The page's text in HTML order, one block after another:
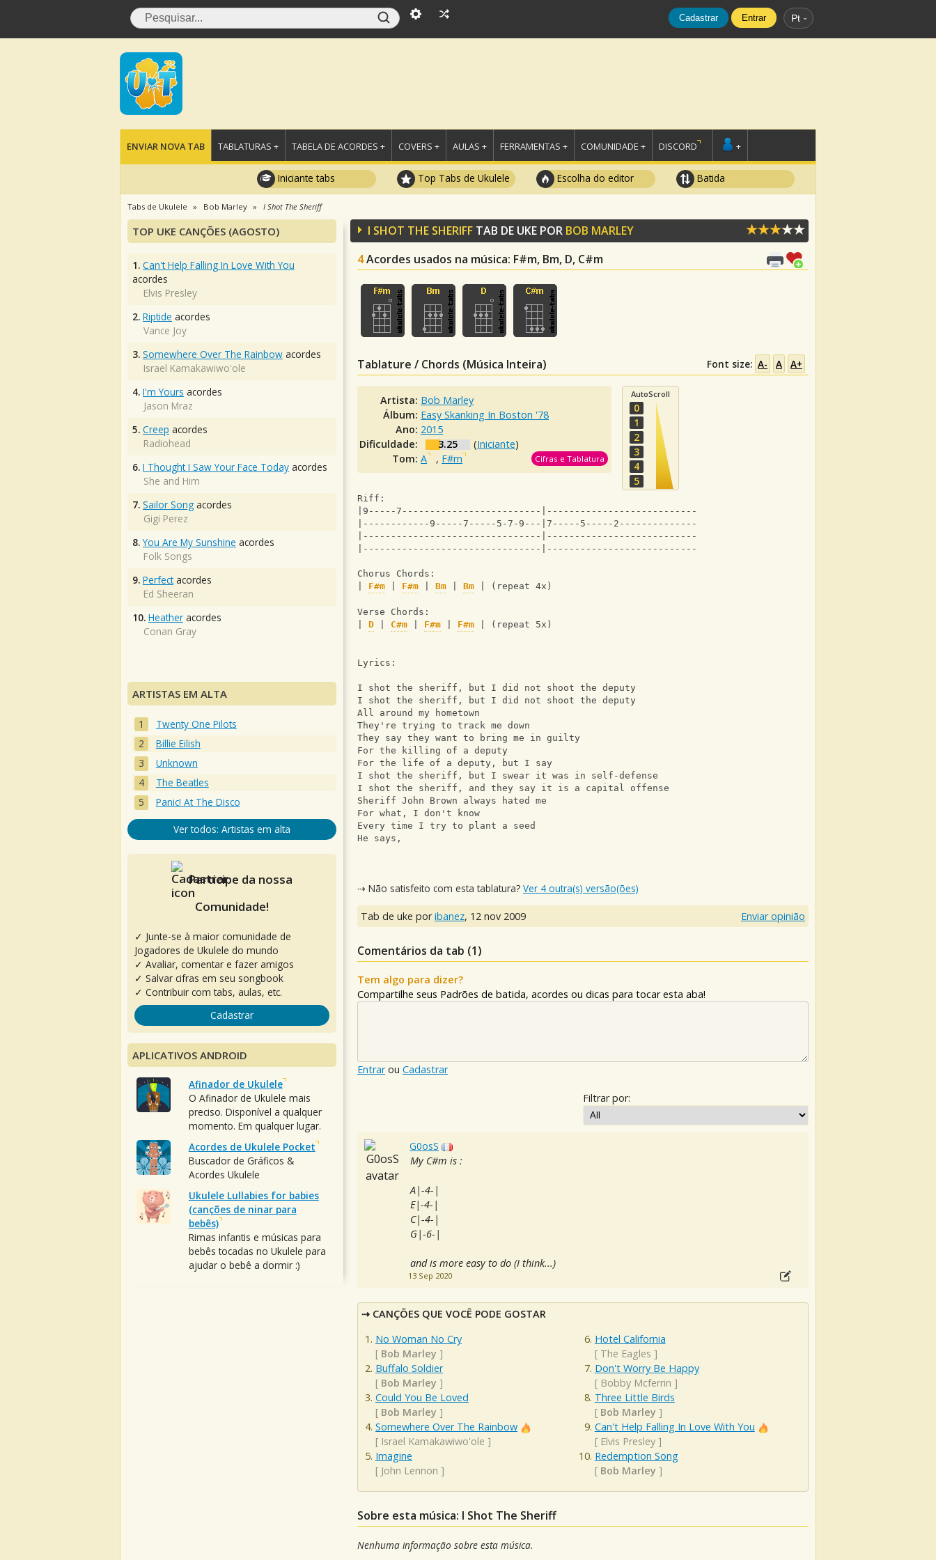
Cadastrar Entrar Pt
ENVIAR NOVA TAB TABLATURAS + TABELA DE ACORDES + COVERS + AULAS + FERRAMENTAS + COMUNIDADE + DISCORD +
Iniciante tabs Top Tabs de Ukulele Escolha do editor Batida
Tabs de Ukulele Bob Marley I Shot The Sheriff
I SHOT THE SHERIFF TAB DE UKE POR BOB MARLEY
4Acordes usados na música: F#m, Bm, D, C#m
Tablature / Chords (Música Inteira) Font size: A- A A+
Artista: Bob Marley
Álbum: Easy Skanking In Boston '78
Ano: 2015
Dificuldade:
3.25 (Iniciante)
Tom:A , F#m Cifras e Tablatura
AutoScroll
0
1
2
3
4
5
Riff:
|9-----7-------------------------|----------------------------|
|------------9-----7-----5-7-9---|7-----5-----2---------------|
|--------------------------------|----------------------------|
|--------------------------------|----------------------------|
Chorus Chords:
F#m F#m Bm Bm | (repeat 4x)
Verse Chords:
D C#m F#m F#m | (repeat 5x)
Lyrics:
I shot the sheriff, but I did not shoot the deputy
I shot the sheriff, but I did not shoot the deputy
All around my hometown
They're trying to track me down
They say they want to bring me in guilty
For the killing of a deputy
For the life of a deputy, but I say
I shot the sheriff, but I swear it was in self-defense
I shot the sheriff, and they say it is a capital offense
Sheriff John Brown always hated me
For what, I don't know
Every time I try to plant a seed
He says,
⇢ Não satisfeito com esta tablatura? Ver 4 outra(s) versão(ões)
Tab de uke poribanez, 12 nov 2009 Enviar opinião
Comentários da tab (1)
Tem algo para dizer?
Compartilhe seus Padrões de batida, acordes ou dicas para tocar esta aba!
Entrarou Cadastrar
Filtrar por:
G0osS
My C#m is :
A|-4-|
E|-4-|
C|-4-|
G|-6-|
and is more easy to do (I think...)
13 Sep 2020
CANÇÕES QUE VOCÊ PODE GOSTAR
No Woman No Cry
[ Bob Marley ]
Buffalo Soldier
[ Bob Marley ]
Could You Be Loved
[ Bob Marley ]
Somewhere Over The Rainbow
[ Israel Kamakawiwo'ole ]
Imagine
[ John Lennon ]
Hotel California
[ The Eagles ]
Don't Worry Be Happy
[ Bobby Mcferrin ]
Three Little Birds
[ Bob Marley ]
Can't Help Falling In Love With You
[ Elvis Presley]
Redemption Song
[ Bob Marley ]
Sobre esta música: I Shot The Sheriff
Nenhuma informação sobre esta música.
TOP UKE CANÇÕES (AGOSTO)
1. Can't Help Falling In Love With You
acordes
Elvis Presley
2. Riptide acordes
Vance Joy
3. Somewhere Over The Rainbow acordes
Israel Kamakawiwo'ole
4. I'm Yours acordes
Jason Mraz
5. Creep acordes
Radiohead
6. I Thought I Saw Your Face Today acordes
She and Him
7. Sailor Song acordes
Gigi Perez
8. You Are My Sunshine acordes
Folk Songs
9. Perfectacordes
Ed Sheeran
10. Heather acordes
Conan Gray
ARTISTAS EM ALTA
Twenty One Pilots
Billie Eilish
Unknown
The Beatles
Panic! At The Disco
Ver todos: Artistas em alta
Participe da nossa
Comunidade!
✓ Junte-se à maior comunidade de
Jogadores de Ukulele do mundo
✓ Avaliar, comentar e fazer amigos
✓ Salvar cifras em seu songbook
✓ Contribuir com tabs, aulas, etc.
Cadastrar
APLICATIVOS ANDROID
Afinador de Ukulele
O Afinador de Ukulele mais
preciso. Disponível a qualquer
momento. Em qualquer lugar.
Acordes de Ukulele Pocket
Buscador de Gráficos &
Acordes Ukulele
Ukulele Lullabies for babies
(canções de ninar para
bebês)
Rimas infantis e músicas para
bebês tocadas no Ukulele para
ajudar o bebê a dormir :)